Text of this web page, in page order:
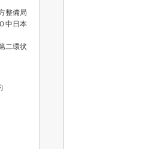
整備局
中日本
二環状